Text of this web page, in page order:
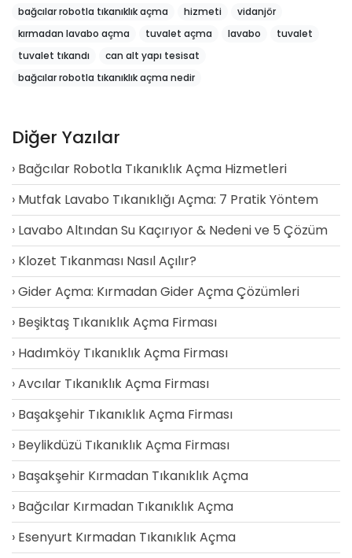
bağcılar robotla tıkanıklık açma hizmeti
vidanjör
kırmadan lavabo açma
tuvalet açma lavabo
tuvalet
tuvalet tıkandı
can alt yapı tesisat
bağcılar robotla tıkanıklık açma nedir
Diğer Yazılar
Bağcılar Robotla Tıkanıklık Açma Hizmetleri
Mutfak Lavabo Tıkanıklığı Açma: 7 Pratik Yöntem
Lavabo Altından Su Kaçırıyor & Nedeni ve 5 Çözüm
Klozet Tıkanması Nasıl Açılır?
Gider Açma: Kırmadan Gider Açma Çözümleri
Beşiktaş Tıkanıklık Açma Firması
Hadımköy Tıkanıklık Açma Firması
Avcılar Tıkanıklık Açma Firması
Başakşehir Tıkanıklık Açma Firması
Beylikdüzü Tıkanıklık Açma Firması
Başakşehir Kırmadan Tıkanıklık Açma
Bağcılar Kırmadan Tıkanıklık Açma
Esenyurt Kırmadan Tıkanıklık Açma